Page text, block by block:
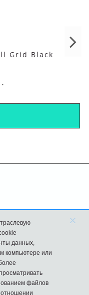
Grid Black
данных,
компьютере или
файлов
отношении
×